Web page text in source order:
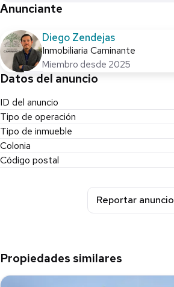
Anunciante
Diego Zendejas
Inmobiliaria Caminante
Miembro desde 2025
Datos del anuncio
ID del anuncio
Tipo de operación
Tipo de inmueble
Colonia
Código postal
Reportar anuncio
Propiedades similares